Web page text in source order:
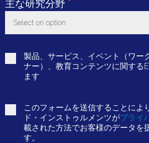
主な研究分野 *
Select an option
製品、サービス、イベント（ワー
ナー）、教育コンテンツに関する
ます
このフォームを送信することによ
ド・インストゥルメンツがプライ
載された方法でお客様のデータを
す。